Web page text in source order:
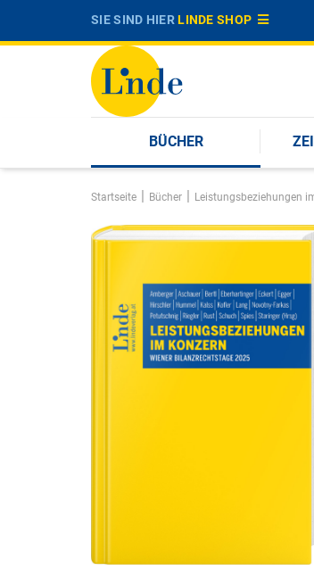
SIE SIND HIERLINDE SHOP
BÜCHER
Startseite | Bücher | Leistungsbeziehungen